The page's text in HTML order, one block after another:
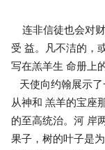
连非信徒也会对
受 益。凡不洁的，
写在羔羊生 命册上
天使向约翰展示
从神和 羔羊的宝座
的至高统治。河 岸
果子，树的叶子是